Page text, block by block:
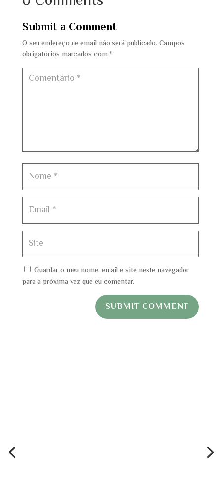
Submit a Comment
O seu endereço de email não será publicado. Campos
obrigatórios marcados com *
Guardar o meu nome, email e site neste navegador
para a próxima vez que eu comentar.
SUBMIT COMMENT